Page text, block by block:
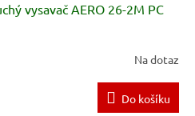
vysavač AERO 26-2M PC
Na dotaz
Do košíku